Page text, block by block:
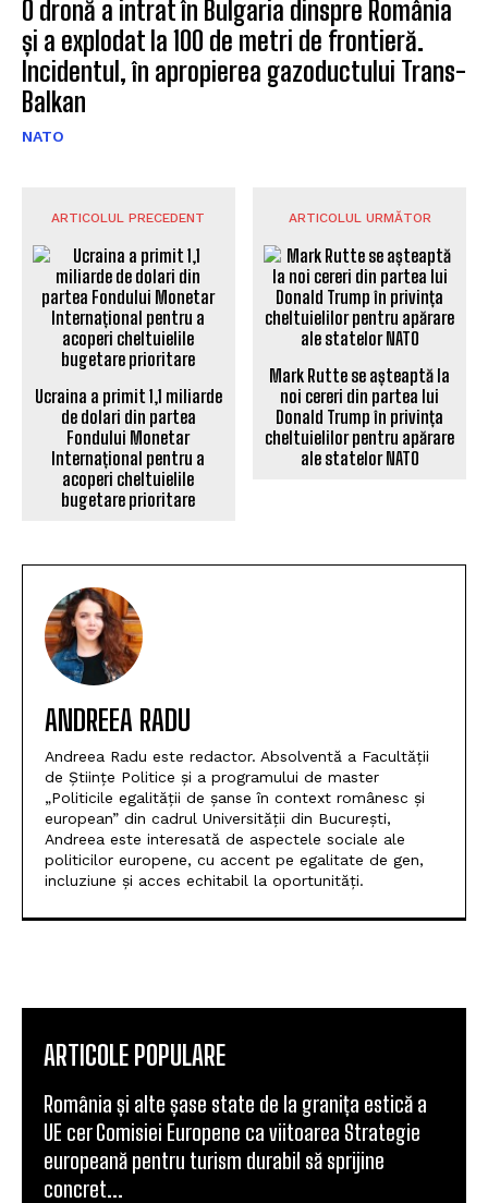
O dronă a intrat în Bulgaria dinspre România
și a explodat la 100 de metri de frontieră.
Incidentul, în apropierea gazoductului Trans-
Balkan
NATO
ARTICOLUL PRECEDENT
Ucraina a primit 1,1 miliarde
de dolari din partea
Fondului Monetar
Internațional pentru a
acoperi cheltuielile
bugetare prioritare
ARTICOLUL URMĂTOR
Mark Rutte se așteaptă la
noi cereri din partea lui
Donald Trump în privința
cheltuielilor pentru apărare
ale statelor NATO
ANDREEA RADU
Andreea Radu este redactor. Absolventă a Facultății
de Științe Politice și a programului de master
„Politicile egalității de șanse în context românesc și
european” din cadrul Universității din București,
Andreea este interesată de aspectele sociale ale
politicilor europene, cu accent pe egalitate de gen,
incluziune și acces echitabil la oportunități.
ARTICOLE POPULARE
România și alte șase state de la granița estică a
UE cer Comisiei Europene ca viitoarea Strategie
europeană pentru turism durabil să sprijine
concret...